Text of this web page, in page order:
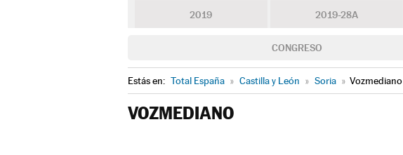
2019 2019-28A
CONGRESO
Estás en: Total España » Castilla y León » Soria » Vozmediano
VOZMEDIANO